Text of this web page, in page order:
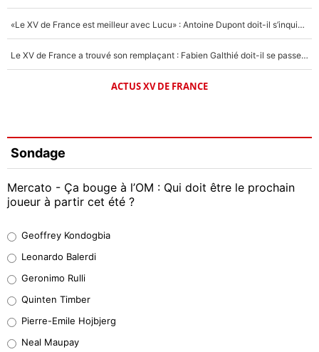
«Le XV de France est meilleur avec Lucu» : Antoine Dupont doit-il s’inquiéter pour sa place ?
Le XV de France a trouvé son remplaçant : Fabien Galthié doit-il se passer d'Antoine Dupont ?
ACTUS XV DE FRANCE
Sondage
Mercato - Ça bouge à l’OM : Qui doit être le prochain
joueur à partir cet été ?
38%
32%
4%
Geoffrey Kondogbia
Leonardo Balerdi
Geronimo Rulli
Quinten Timber
Pierre-Emile Hojbjerg
Neal Maupay